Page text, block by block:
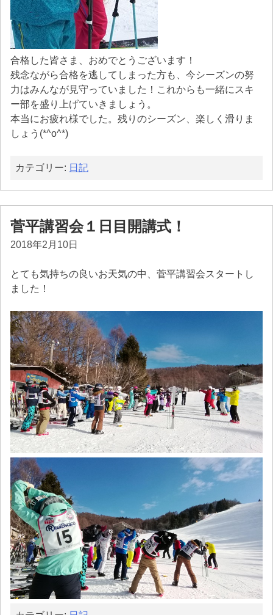
合格した皆さま、おめでとうございます！
残念ながら合格を逃してしまった方も、今シーズンの努
力はみんなが見守っていました！これからも一緒にスキ
ー部を盛り上げていきましょう。
本当にお疲れ様でした。残りのシーズン、楽しく滑りま
しょう(*^o^*)
カテゴリー: 日記
菅平講習会１日目開講式！
2018年2月10日
とても気持ちの良いお天気の中、菅平講習会スタートし
ました！